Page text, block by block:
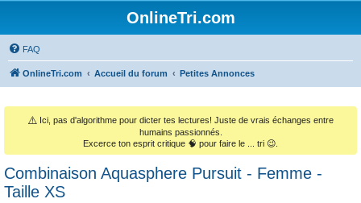
OnlineTri.com
FAQ
OnlineTri.com Accueil du forum Petites Annonces
⚠️ Ici, pas d'algorithme pour dicter tes lectures! Juste de vrais échanges entre
humains passionnés.
Excerce ton esprit critique 🧠 pour faire le ... tri 😉.
Combinaison Aquasphere Pursuit - Femme -
Taille XS